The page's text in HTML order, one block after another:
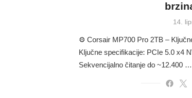
14.
⚙️ Corsair MP700 Pro 2TB –
Ključne specifikacije: PCIe 5.0 x4
Sekvencijalno čitanje do ~12.400 …